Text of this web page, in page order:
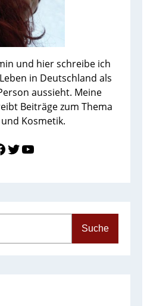
und hier schreibe ich
in Deutschland als
aussieht. Meine
Beiträge zum Thema
Kosmetik.
Twitter YouTube
Suche